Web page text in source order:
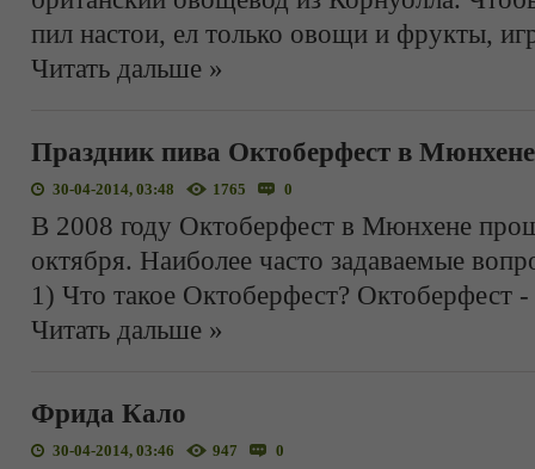
пил настои, ел только овощи и фрукты,
Читать дальше »
Праздник пива Октоберфест в Мюнхене
30-04-2014, 03:48 1765 0
В 2008 году Октоберфест в Мюнхене
октября. Наиболее часто задаваемые
1) Что такое Октоберфест? Октоберфест -
Читать дальше »
Фрида Кало
30-04-2014, 03:46 947 0